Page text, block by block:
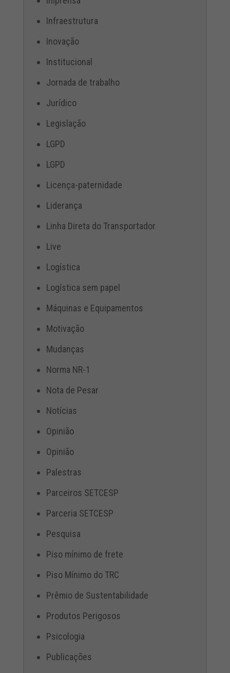
Infraestrutura
Inovação
Institucional
Jornada de trabalho
Jurídico
Legislação
LGPD
LGPD
Licença-paternidade
Liderança
Linha Direta do Transportador
Live
Logística
Logística sem papel
Máquinas e Equipamentos
Motivação
Mudanças
Norma NR-1
Nota de Pesar
Notícias
Opinião
Opinião
Palestras
Parceiros SETCESP
Parceria SETCESP
Pesquisa
Piso mínimo de frete
Piso Mínimo do TRC
Prêmio de Sustentabilidade
Produtos Perigosos
Psicologia
Publicações